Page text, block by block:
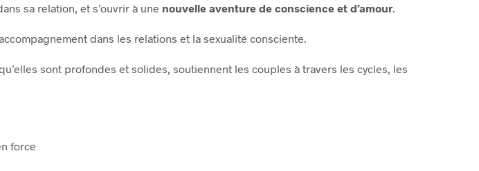
sa relation, et s’ouvrir à une nouvelle aventure de conscience et d’amour
dans les relations et la sexualité consciente.
sont profondes et solides, soutiennent les couples à travers les cycles, les
force